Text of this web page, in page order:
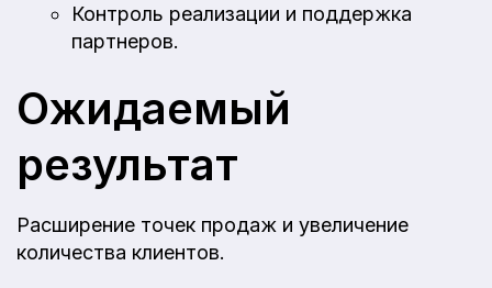
Контроль реализации и поддержка
партнеров.
Ожидаемый
результат
Расширение точек продаж и увеличение
количества клиентов.